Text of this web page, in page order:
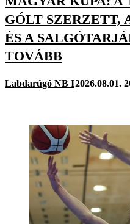
GÓLT SZERZETT,
ÉS A
TOVÁBB
Labdarúgó NB I2026.08.01.